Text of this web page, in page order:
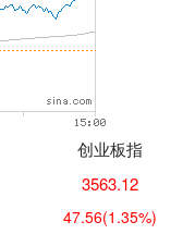
创业板指
3563.12
47.56(1.35%)